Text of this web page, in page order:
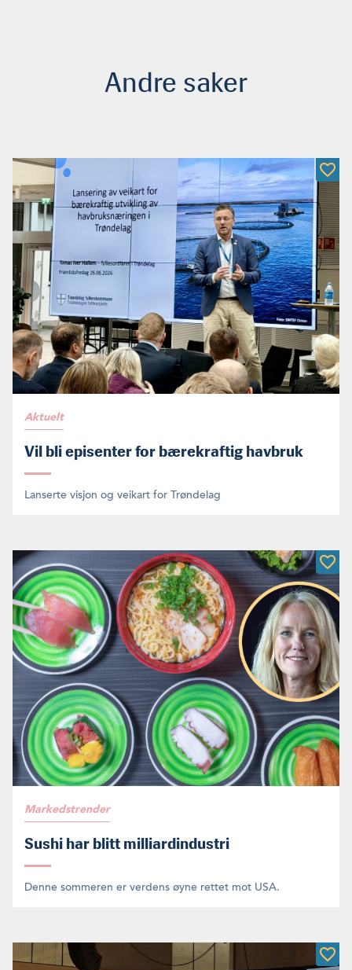
Andre saker
Aktuelt
Vil bli episenter for bærekraftig havbruk
Lanserte visjon og veikart for Trøndelag
Markedstrender
Sushi har blitt milliardindustri
Denne sommeren er verdens øyne rettet mot USA.